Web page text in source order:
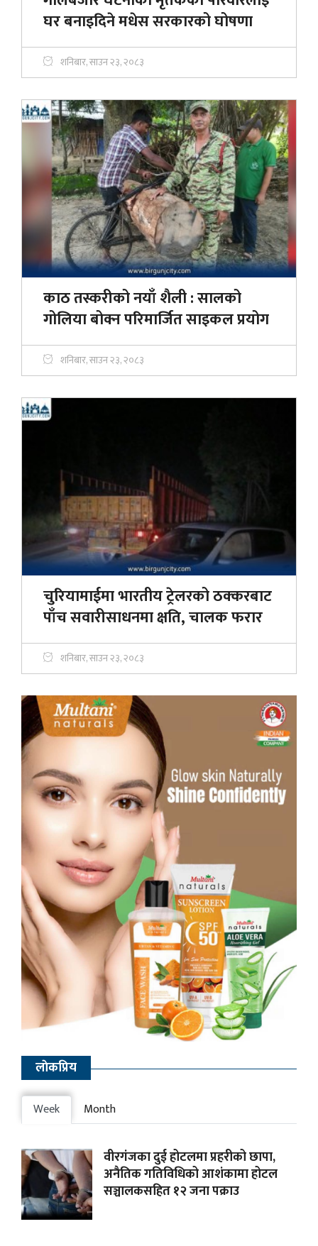
घर बनाइदिने मधेस सरकारको घोषणा
शनिबार, साउन २३, २०८३
काठ तस्करीको नयाँ शैली : सालको
गोलिया बोक्न परिमार्जित साइकल प्रयोग
शनिबार, साउन २३, २०८३
चुरियामाईमा भारतीय ट्रेलरको ठक्करबाट
पाँच सवारीसाधनमा क्षति, चालक फरार
शनिबार, साउन २३, २०८३
लाेकप्रिय
Week Month
वीरगंजका दुई होटलमा प्रहरीको छापा,
अनैतिक गतिविधिको आशंकामा होटल
सञ्चालकसहित १२ जना पक्राउ